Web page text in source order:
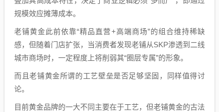
规模效应摊薄成本。
老铺黄金此前依靠“精品直营+高端商场”的组合维持稀缺
感，但随着门店扩张，当消费者发现老铺从SKP渗透到二线
城市商场时，一定程度上将削弱其“圈层专属”的形象。
而且老铺黄金所谓的工艺壁垒是否足够坚固，同样值得讨
论。
目前黄金品牌的一大不同主要在于工艺，但老铺黄金的古法